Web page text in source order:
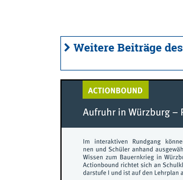
Weitere Beiträge